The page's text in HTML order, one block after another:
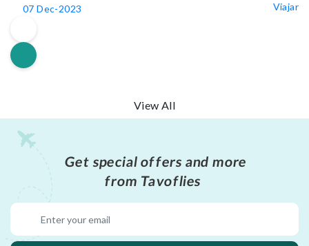
07 Dec-2023 Viajar
View All
Get special offers and more
from Tavoflies